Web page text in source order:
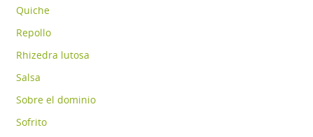
Quiche
Repollo
Rhizedra lutosa
Salsa
Sobre el dominio
Sofrito